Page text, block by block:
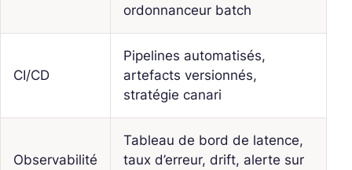
ordonnanceur batch
CI/CD
Pipelines automatisés,
artefacts versionnés,
stratégie canari
Observabilité
Tableau de bord de latence,
taux d’erreur, drift, alerte sur